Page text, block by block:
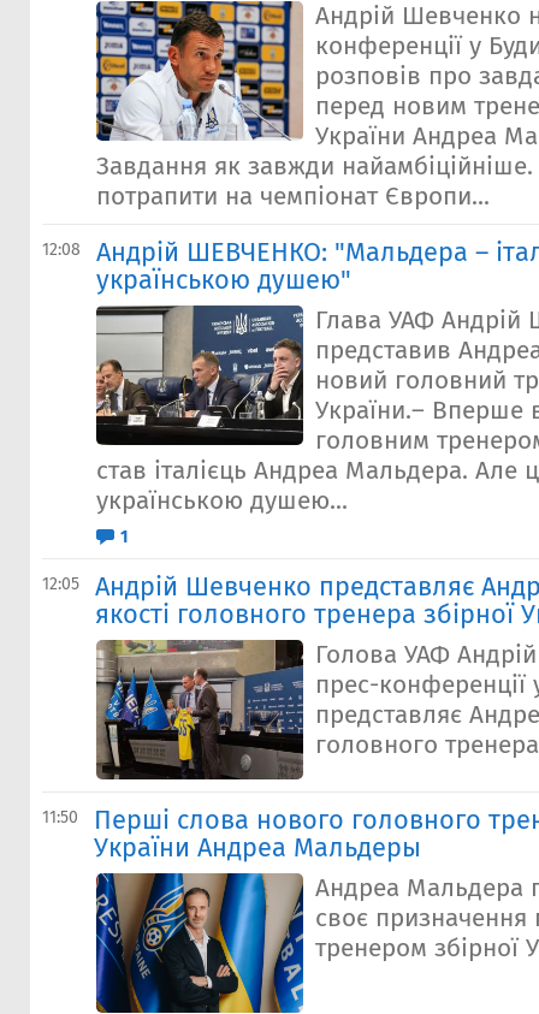
Андрій Шевченко
конференції у
розповів про
перед новим
України Андреа
Завдання як завжди
потрапити на чемпіонат Європи...
12:08
Андрій ШЕВЧЕНКО: "Мальдера –
українською душею"
Глава УАФ Андрій
представив
новий головний
України.– Вперше в
головним
став італієць Андреа Мальдера. Але
українською душею...
1
12:05
Андрій Шевченко представляє
якості головного тренера збірної
Голова УАФ
прес-конференції
представляє
головного
11:50
Перші слова нового головного
України Андреа Мальдеры
Андреа Мальдера
своє призначення
тренером збірної